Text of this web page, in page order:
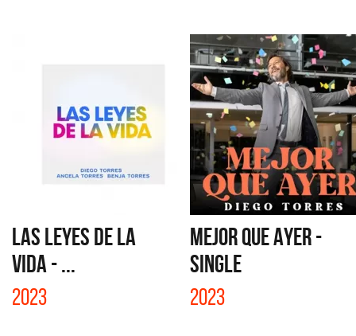
LAS LEYES DE LA
VIDA - ...
2023
MEJOR QUE AYER -
SINGLE
2023